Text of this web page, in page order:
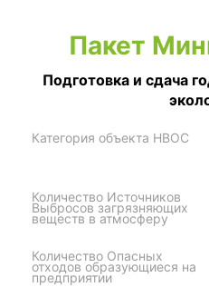
Пакет
Подготовка и сдача
Категория объекта НВОС
Количество Источников
Выбросов загрязняющих
веществ в атмосферу
Количество Опасных
отходов образующиеся на
предприятии